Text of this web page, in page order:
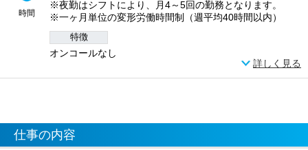
時間
※夜勤はシフトにより、月4～5回の勤務となります。
※一ヶ月単位の変形労働時間制（週平均40時間以内）
特徴
オンコールなし
詳しく見る
仕事の内容